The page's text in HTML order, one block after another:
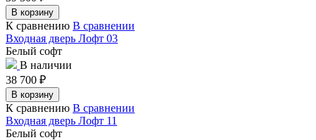
В корзину
К сравнению В сравнении
Входная дверь Лофт 03
Белый софт
В наличии
38 700 ₽
В корзину
К сравнению В сравнении
Входная дверь Лофт 11
Белый софт